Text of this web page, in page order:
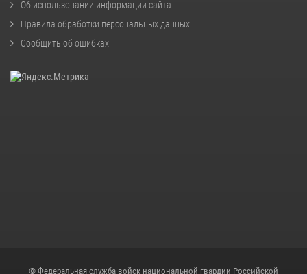
Об использовании информации сайта
Правила обработки персональных данных
Сообщить об ошибках
© Федеральная служба войск национальной гвардии Российской